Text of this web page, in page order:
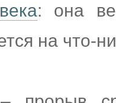
: она
на что-